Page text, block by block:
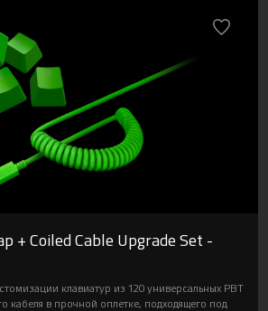
+ Coiled Cable Upgrade Set -
клавиатур из 120 универсальных PBT
кабеля в прочной оплетке, подходящего под